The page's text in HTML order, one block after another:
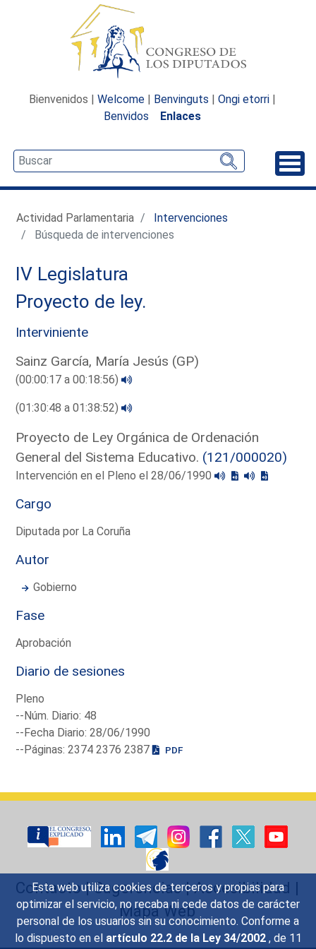
Esta web utiliza cookies de terceros y propias para
optimizar el servicio, no recaba ni cede datos de carácter
personal de los usuarios sin su conocimiento. Conforme a
lo dispuesto en el artículo 22.2 de la Ley 34/2002 , de 11
Bienvenidos | Welcome | Benvinguts | Ongi etorri |
Benvidos
Enlaces
Actividad Parlamentaria
Intervenciones
Búsqueda de intervenciones
IV Legislatura
Proyecto de ley.
Interviniente
Sainz García, María Jesús (GP)
(00:00:17 a 00:18:56)
(01:30:48 a 01:38:52)
Proyecto de Ley Orgánica de Ordenación
General del Sistema Educativo. (121/000020)
Intervención en el Pleno el 28/06/1990
Cargo
Diputada por La Coruña
Autor
Gobierno
Fase
Aprobación
Diario de sesiones
Pleno
--Núm. Diario: 48
--Fecha Diario: 28/06/1990
--Páginas: 2374 2376 2387
PDF
Contacto|Sugerencias|Accesibilidad |
Mapa Web